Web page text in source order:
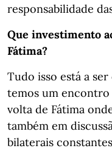
responsabilidade
Que investimento
Fátima?
Tudo isso está a
temos um encontro
volta de Fátima
também em
bilaterais